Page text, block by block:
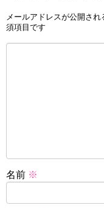
メールアドレスが公開され
須項目です
名前 ※